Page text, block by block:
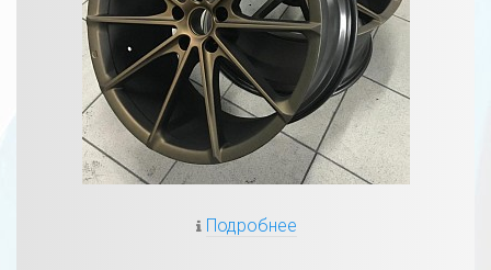
Подробнее